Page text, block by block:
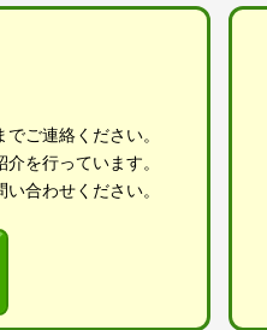
ご連絡ください。
を行っています。
合わせください。